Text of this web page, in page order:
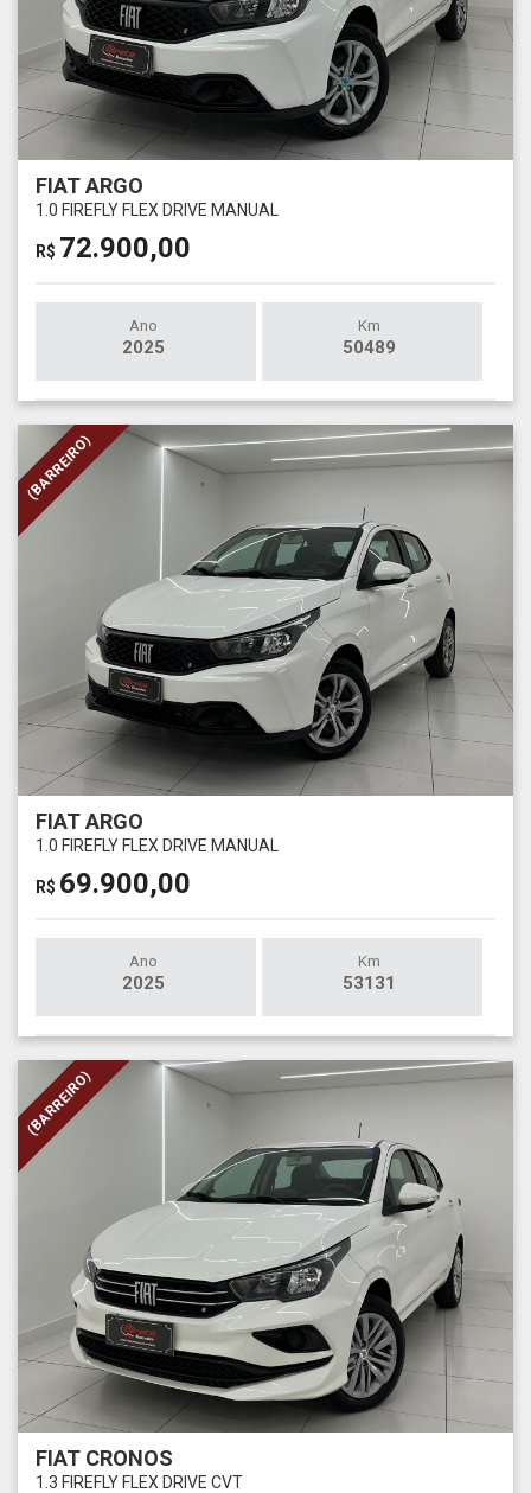
FIAT ARGO
1.0 FIREFLY FLEX DRIVE MANUAL
R$ 72.900,00
Ano
2025
Km
50489
(BARREIRO)
FIAT ARGO
1.0 FIREFLY FLEX DRIVE MANUAL
R$ 69.900,00
Ano
2025
Km
53131
(BARREIRO)
FIAT CRONOS
1.3 FIREFLY FLEX DRIVE CVT